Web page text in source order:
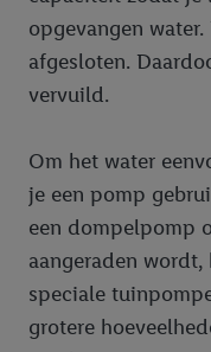
opgevangen
afgesloten.
vervuild.
Om het water
je een pomp
een dompelpomp
aangeraden
speciale
grotere